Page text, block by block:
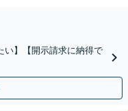
い】【開示請求に納得で